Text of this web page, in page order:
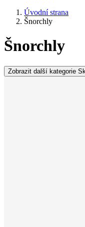
Úvodní strana
Šnorchly
Šnorchly
Zobrazit další kategorie